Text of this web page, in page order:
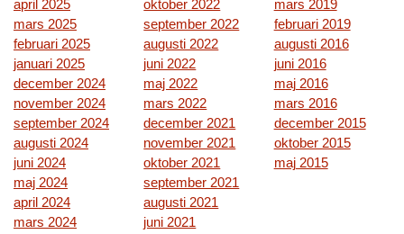
april 2025
mars 2025
februari 2025
januari 2025
december 2024
november 2024
september 2024
augusti 2024
juni 2024
maj 2024
april 2024
mars 2024
oktober 2022
september 2022
augusti 2022
juni 2022
maj 2022
mars 2022
december 2021
november 2021
oktober 2021
september 2021
augusti 2021
juni 2021
mars 2019
februari 2019
augusti 2016
juni 2016
maj 2016
mars 2016
december 2015
oktober 2015
maj 2015